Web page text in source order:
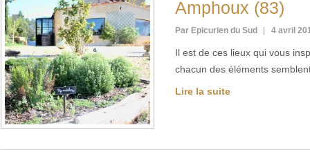
Amphoux (83)
Par Epicurien du Sud 4 avril
Il est de ces lieux qui vous
chacun des éléments
Lire la suite